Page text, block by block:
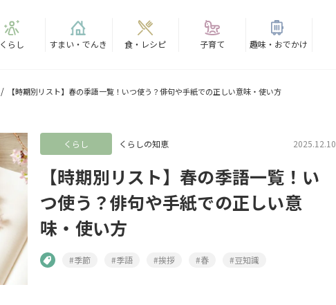
くらし すまい・でんき 食・レシピ 子育て 趣味・おでかけ
【時期別リスト】春の季語一覧！いつ使う？俳句や手紙での正しい意味・使い方
2025.12.10
くらし くらしの知恵
【時期別リスト】春の季語一覧！い
つ使う？俳句や手紙での正しい意
味・使い方
#季節 #季語 #挨拶 #春 #豆知識